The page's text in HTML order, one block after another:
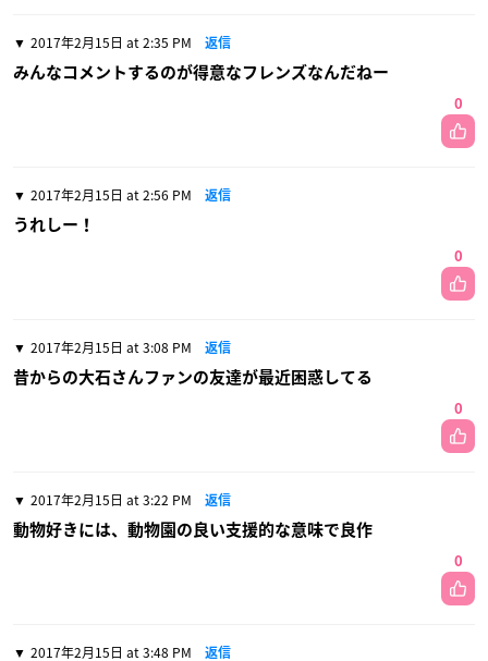
2017年2月15日 at 2:35 PM 返信
みんなコメントするのが得意なフレンズなんだねー
0
2017年2月15日 at 2:56 PM 返信
うれしー！
0
2017年2月15日 at 3:08 PM 返信
昔からの大石さんファンの友達が最近困惑してる
0
2017年2月15日 at 3:22 PM 返信
動物好きには、動物園の良い支援的な意味で良作
0
2017年2月15日 at 3:48 PM 返信